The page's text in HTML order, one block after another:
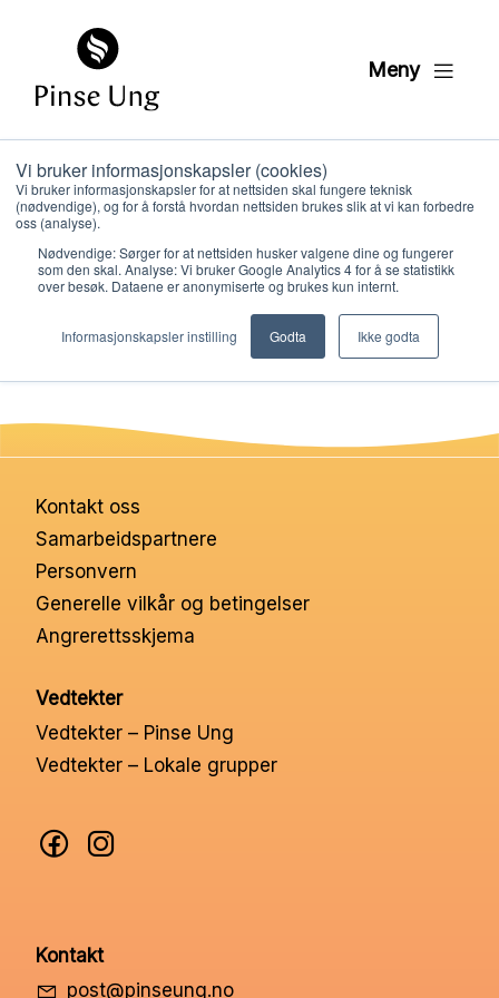
Vi bruker informasjonskapsler (cookies)
Vi bruker informasjonskapsler for at nettsiden skal fungere teknisk
(nødvendige), og for å forstå hvordan nettsiden brukes slik at vi kan forbedre
oss (analyse).
Nødvendige: Sørger for at nettsiden husker valgene dine og fungerer
som den skal. Analyse: Vi bruker Google Analytics 4 for å se statistikk
over besøk. Dataene er anonymiserte og brukes kun internt.
Informasjonskapsler instilling Godta Ikke godta
Meny
HK3 DVD drama
leksjon 11
PER KRISTIAN LØVE
Kontakt oss
Samarbeidspartnere
Personvern
Generelle vilkår og betingelser
Angrerettsskjema
Vedtekter
Vedtekter – Pinse Ung
Vedtekter – Lokale grupper
Kontakt
post@pinseung.no
Hva vi gjør
Ressurser
Nettbutikk
Kontakt oss
Min konto